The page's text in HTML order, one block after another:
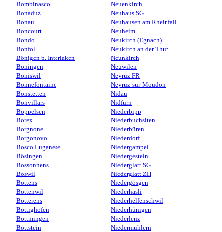
Bombinasco
Bonaduz
Bonau
Boncourt
Bondo
Bonfol
Bönigen b. Interlaken
Boningen
Boniswil
Bonnefontaine
Bonstetten
Bonvillars
Boppelsen
Borex
Borgnone
Borgonovo
Bosco Luganese
Bösingen
Bossonnens
Boswil
Bottens
Bottenwil
Botterens
Bottighofen
Bottmingen
Böttstein
Neuenkirch
Neuhaus SG
Neuhausen am Rheinfall
Neuheim
Neukirch (Egnach)
Neukirch an der Thur
Neunkirch
Neuwilen
Neyruz FR
Neyruz-sur-Moudon
Nidau
Nidfurn
Niederbipp
Niederbuchsiten
Niederbüren
Niederdorf
Niedergampel
Niedergesteln
Niederglatt SG
Niederglatt ZH
Niedergösgen
Niederhasli
Niederhelfenschwil
Niederhünigen
Niederlenz
Niedermuhlern